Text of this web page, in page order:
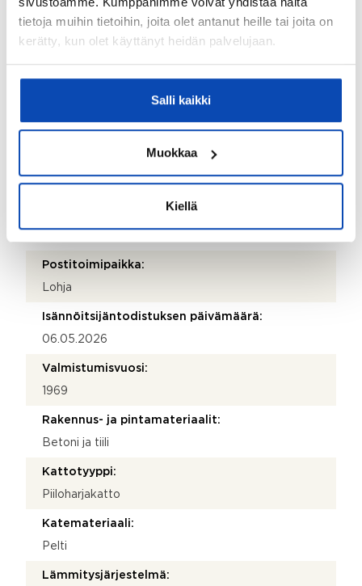
tietoja muihin tietoihin, joita olet antanut heille tai joita on
kerätty, kun olet käyttänyt heidän palvelujaan.
Salli kaikki
Muokkaa
Kiellä
Taloyhtiön Y-tunnus:
0217369-3
Huoltoyhtiö
Isännöinti Holmström
Mika Holmström
Postitoimipaikka:
Lohja
Isännöitsijäntodistuksen päivämäärä:
06.05.2026
Valmistumisvuosi:
1969
Rakennus- ja pintamateriaalit:
Betoni ja tiili
Kattotyyppi:
Piiloharjakatto
Katemateriaali:
Pelti
Lämmitysjärjestelmä: